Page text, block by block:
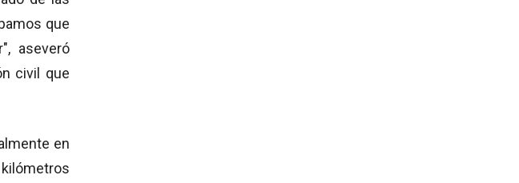
que
aseveró
civil que
en